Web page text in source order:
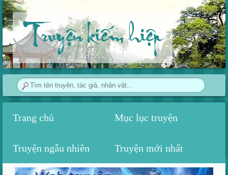
Truyện kiếm hiệp
Trang chủ Mục lục truyện
Truyện ngẫu nhiên Truyện mới nhất